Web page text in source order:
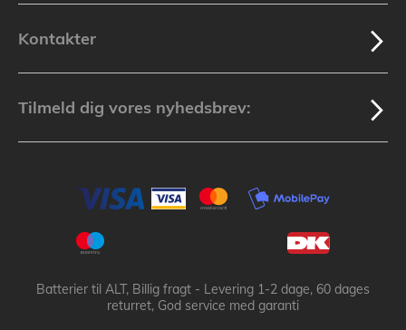
Kontakter
Tilmeld dig vores nyhedsbrev:
Batterier til ALT, Billig fragt - Levering 1-2 dage, 60 dages
returret, God service med garanti